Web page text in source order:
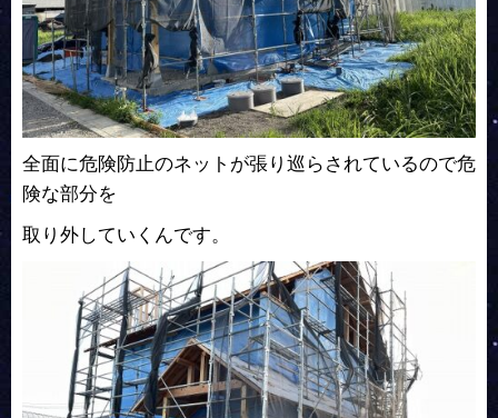
全面に危険防止のネットが張り巡らされているので危
険な部分を
取り外していくんです。